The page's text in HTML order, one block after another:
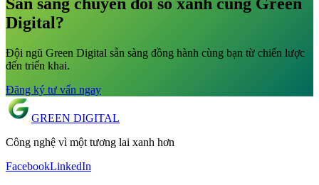
Digital?
Đội ngũ Green Digital sẵn sàng đồng hành cùng bạn từ chiến lược
đến triển khai.
Đăng ký tư vấn ngay
GREEN DIGITAL
Công nghệ vì một tương lai xanh hơn
FacebookLinkedIn